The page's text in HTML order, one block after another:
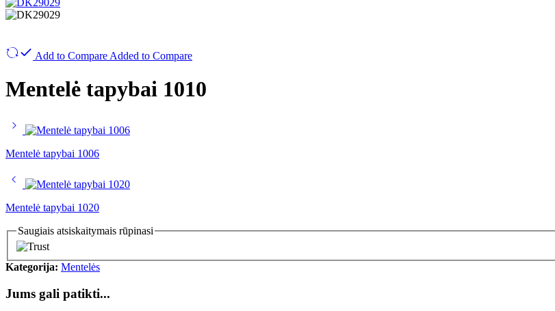
Add to Compare Added to Compare
Mentelė tapybai 1010
Mentelė tapybai 1006
Mentelė tapybai 1020
Saugiais atsiskaitymais rūpinasi
Kategorija: Mentelės
Jums gali patikti...